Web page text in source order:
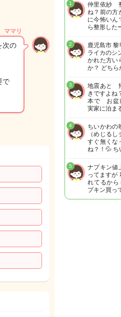
ママリ
次の
で
仲里依紗
ね？前の方
に今怖いん
ら整形した
1
鹿児島市
ライカのシ
かれた方い
か？ どち
2
地震あと
きですよね
本で お盆
実家に泊ま
3
ちいかわの
（めじる
すぐ無くな
ね？！💦
4
ナプキン値
ってますが
れてるから
プキン買っ
5